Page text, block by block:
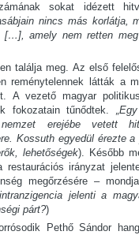
sokat idézett
nincs más korlátja,
[…], amely nem retten
találja meg. Az első
reménytelennek látták a
A vezető magyar
fokozatain tűnődtek.
erejébe vetett
Kossuth egyedül érezte
lehetőségek). Később
restaurációs irányzat
megőrzésére –
jelenti a
párt?)
Pethő Sándor